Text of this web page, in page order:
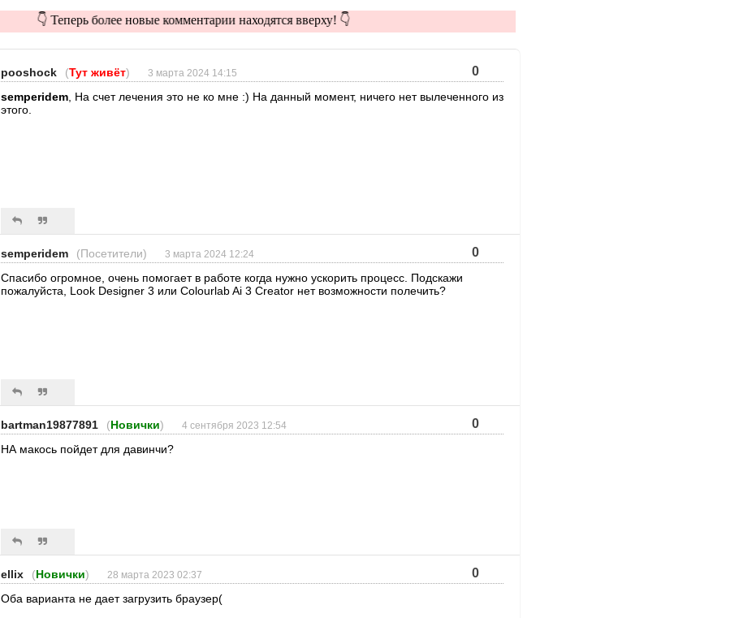
👇 Теперь более новые комментарии находятся вверху! 👇
pooshock (Тут живёт) 3 марта 2024 14:15 0
semperidem , На счет лечения это не ко мне :) На данный момент, ничего нет вылеченного из
этого.
semperidem (Посетители) 3 марта 2024 12:24 0
Спасибо огромное, очень помогает в работе когда нужно ускорить процесс. Подскажи
пожалуйста, Look Designer 3 или Colourlab Ai 3 Creator нет возможности полечить?
bartman19877891 (Новички) 4 сентября 2023 12:54 0
НА макось пойдет для давинчи?
ellix (Новички) 28 марта 2023 02:37 0
Оба варианта не дает загрузить браузер(